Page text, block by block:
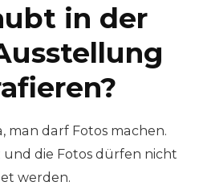
in der
man darf Fotos machen.
die Fotos dürfen nicht
werden.